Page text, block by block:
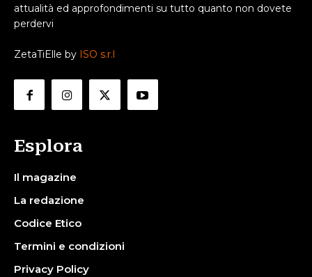
attualità ed approfondimenti su tutto quanto non dovete
perdervi
ZetaTiElle by ISO s.r.l
Esplora
Il magazine
La redazione
Codice Etico
Termini e condizioni
Privacy Policy